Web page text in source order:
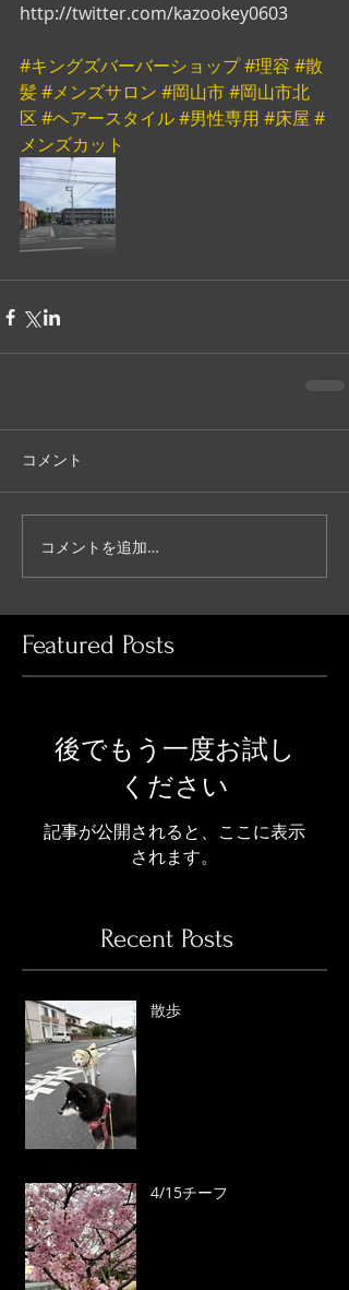
http://twitter.com/kazookey0603
#キングズバーバーショップ#理容 #散
髪#メンズサロン #岡山市#岡山市北
区 #ヘアースタイル#男性専用 #床屋 #
メンズカット
コメント
コメントを追加…
Featured Posts
後でもう一度お試し
ください
記事が公開されると、ここに表示
されます。
Recent Posts
散歩
4/15チーフ